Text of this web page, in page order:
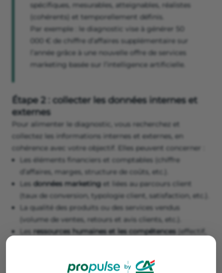
spécifiques, mesurables, atteignables, réalistes
(cohérents) et temporellement définis.
Par exemple : le diagnostic vise à générer 50
000 € de chiffre d’affaires supplémentaire sur
l’année grâce à une nouvelle offre de services
marketing basée sur l’intelligence artificielle.
Étape 2 : collecter les données internes et
externes
Pour alimenter le diagnostic, vous recherchez et
collectez les informations internes et externes, en
cohérence avec votre objectif. Elles peuvent concerner :
Les éléments financiers et comptables (chiffre
d’affaires, marges, structure de coûts, etc.).
Les données marketing et liées au parcours client
(taux de conversion, typologie client, satisfaction, etc.).
La qualité des produits ou des services vendus
(volume de ventes, retours et avis clients, etc.).
Les ressources humaines et les compétences (effectif,
d’activité, attentes des clients, contraintes